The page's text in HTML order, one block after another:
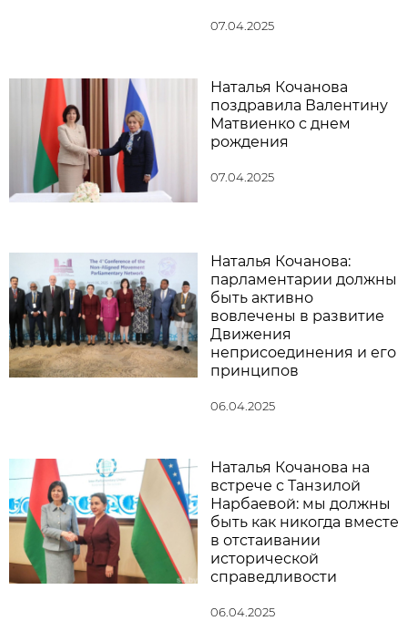
07.04.2025
Наталья Кочанова
поздравила Валентину
Матвиенко с днем
рождения
07.04.2025
Наталья Кочанова:
парламентарии должны
быть активно
вовлечены в развитие
Движения
неприсоединения и его
принципов
06.04.2025
Наталья Кочанова на
встрече с Танзилой
Нарбаевой: мы должны
быть как никогда вместе
в отстаивании
исторической
справедливости
06.04.2025